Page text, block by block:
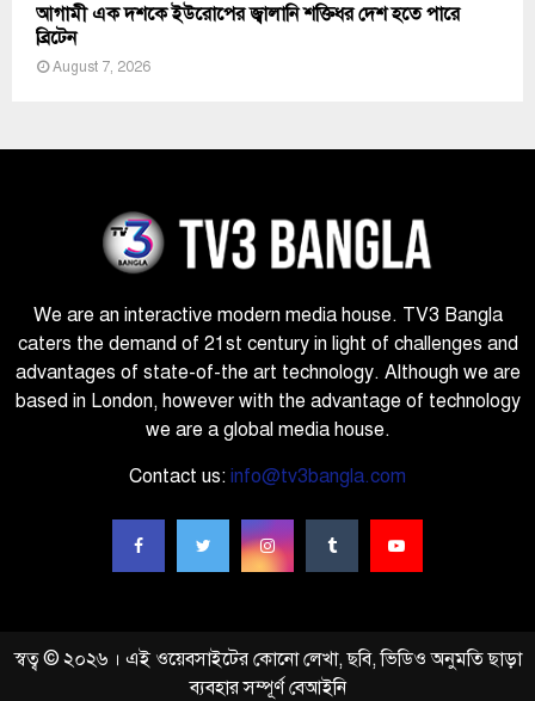
আগামী এক দশকে ইউরোপের জ্বালানি শক্তিধর দেশ হতে পারে
ব্রিটেন
August 7, 2026
We are an interactive modern media house. TV3 Bangla
caters the demand of 21st century in light of challenges and
advantages of state-of-the art technology. Although we are
based in London, however with the advantage of technology
we are a global media house.
Contact us: info@tv3bangla.com
স্বত্ব © ২০২৬ । এই ওয়েবসাইটের কোনো লেখা, ছবি, ভিডিও অনুমতি ছাড়া
ব্যবহার সম্পূর্ণ বেআইনি